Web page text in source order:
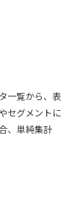
一覧から、表
セグメントに
、単純集計